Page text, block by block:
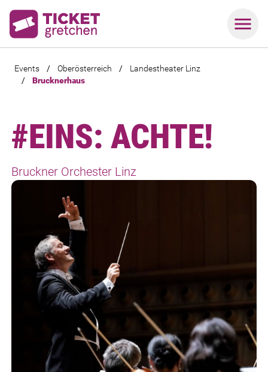
Events / Oberösterreich /
Landestheater Linz
/
Brucknerhaus
#EINS: ACHTE!
Bruckner Orchester Linz